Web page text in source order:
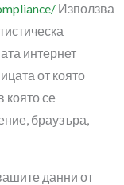
Използва
интернет
от която
която се
браузъра,
данни от